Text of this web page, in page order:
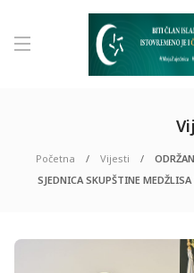
Početna Vijesti
SJEDNICA SKUPŠTINE